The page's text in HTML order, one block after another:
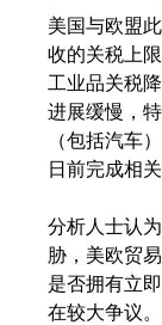
美国与欧盟
收的关税上
工业品关税
进展缓慢，
（包括汽车
日前完成相关
分析人士认
胁，美欧贸
是否拥有立
在较大争议。